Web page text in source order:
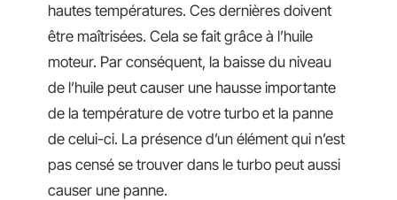
hautes températures. Ces dernières doivent
être maîtrisées. Cela se fait grâce à l’huile
moteur. Par conséquent, la baisse du niveau
de l’huile peut causer une hausse importante
de la température de votre turbo et la panne
de celui-ci. La présence d’un élément qui n’est
pas censé se trouver dans le turbo peut aussi
causer une panne.